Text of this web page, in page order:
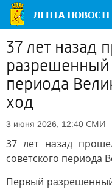
37 лет назад
разрешенный
периода
ход
3 июня 2026, 12:40 СМИ
37 лет назад
советского периода
Первый